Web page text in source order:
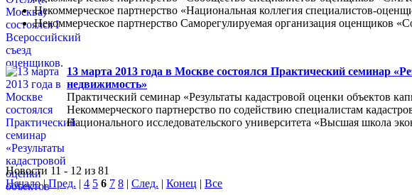
Некоммерческое партнерство «Национальная коллегия специалистов-
Некоммерческое партнерство Саморегулируемая организация оценщиков
13 марта 2013 года в Москве состоялся Практический семинар
недвижимость»
Практический семинар «Результаты кадастровой оценки объектов
Некоммерческого партнерство по содействию специалистам
Национального исследовательского университета «Высшая школа
Новости 11 - 12 из 81
Начало|Пред. | 4 5 6 7 8 | След. | Конец | Все